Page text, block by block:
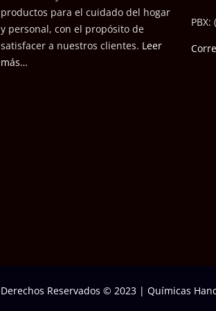
productos para el cuidado del hogar
y personal, con el propósito de
satisfacer a nuestros clientes. Leer
más…
PBX:
Derechos Reservados © 2023 | Químicas